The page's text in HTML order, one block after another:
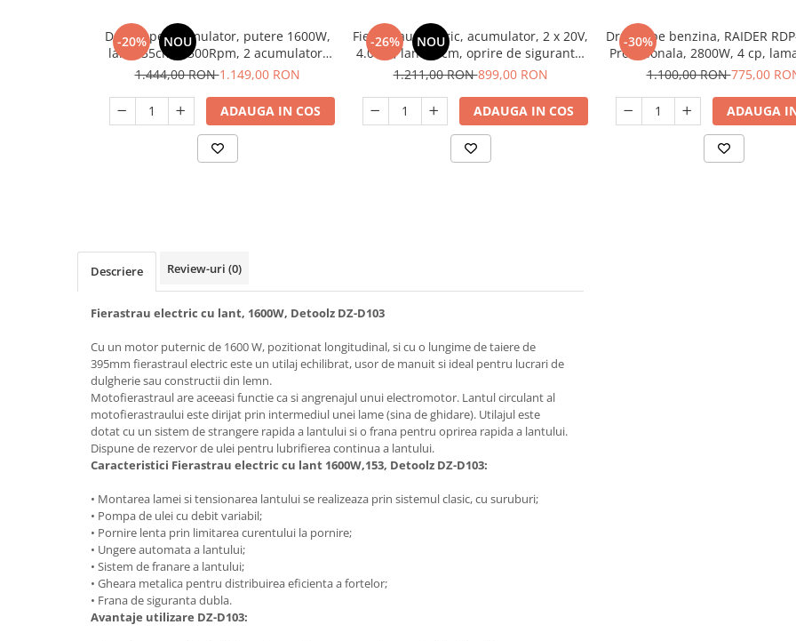
Deshidratoare carne & fructe &
Masini de tocat carne
Masini de umplut carnati
Mixere bucatarie
Prajitoare de paine
Roboti de bucatarie
Statii de calcat
Furtune & Sisteme Irigatii
Hote bucatarie
Hote decorative
Hote incorporabile
Hote telescopice
Hote traditionale
Masini de Spalat Rufe & Uscatoare
Vibratoare beton
Rotopercutoare
Suflante & Aspiratoare
Taietoare de Beton & Asfalt
-20% NOU
Drujba pe acumulator, putere 1600W,
lama 35cm, 5500Rpm, 2 acumulatori
40V, 4.0Ah, Procraft PCA40/2
1.444,00 RON1.149,00 RON
ADAUGA IN COS
-26% NOU
Fierastrau electric, acumulator, 2 x 20V,
4.0 Ah, lant 35cm, oprire de siguranta,
Yamamoto YM.116
1.211,00 RON899,00 RON
ADAUGA IN COS
-30%
Drujba pe benzina, RAIDER
Profesionala, 2800W, 4 cp,
58cm3
1.100,00 RON775,00
ADAUGA
Descriere Review-uri (0)
Fierastrau electric cu lant, 1600W, Detoolz DZ-D103
Cu un motor puternic de 1600 W, pozitionat longitudinal, si cu o lungime de taiere de
395mm fierastraul electric este un utilaj echilibrat, usor de manuit si ideal pentru lucrari de
dulgherie sau constructii din lemn.
Motofierastraul are aceeasi functie ca si angrenajul unui electromotor. Lantul circulant al
motofierastraului este dirijat prin intermediul unei lame (sina de ghidare). Utilajul este
dotat cu un sistem de strangere rapida a lantului si o frana pentru oprirea rapida a lantului.
Dispune de rezervor de ulei pentru lubrifierea continua a lantului.
Caracteristici Fierastrau electric cu lant 1600W,153, Detoolz DZ-D103:
• Montarea lamei si tensionarea lantului se realizeaza prin sistemul clasic, cu suruburi;
• Pompa de ulei cu debit variabil;
• Pornire lenta prin limitarea curentului la pornire;
• Ungere automata a lantului;
• Sistem de franare a lantului;
• Gheara metalica pentru distribuirea eficienta a fortelor;
• Frana de siguranta dubla.
Avantaje utilizare DZ-D103: